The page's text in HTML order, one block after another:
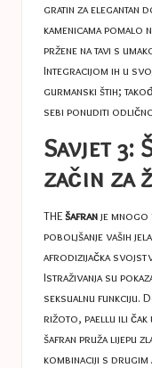
gratin za elegantan
kamenicama
pržene na tavi s
Integracijom ih u
gurmanski štih;
sebi ponuditi
Savjet 3:
začin za
THEšafranje mnogo
poboljšanje vaših
afrodizijačka
Istraživanja su
seksualnu funkciju.
rižoto, paellu ili čak
šafran pruža lijepu
kombinaciji s drugim